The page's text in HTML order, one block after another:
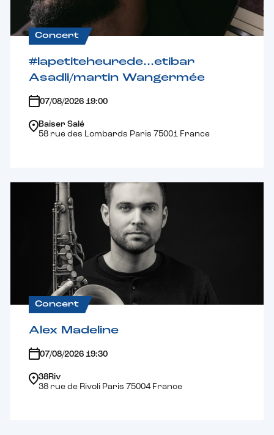
Concert
#lapetiteheurede…etibar
Asadli/martin Wangermée
07/08/2026 19:00
Baiser Salé
58 rue des Lombards Paris 75001 France
Concert
Alex Madeline
07/08/2026 19:30
38Riv
38 rue de Rivoli Paris 75004 France